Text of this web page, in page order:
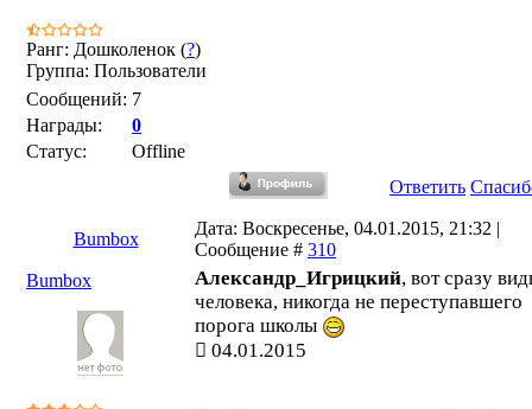
Ранг: Дошколенок (?)
Группа: Пользователи
Сообщений: 7
Награды:
0
Статус:
Offline
Ответить
Bumbox
Дата: Воскресенье, 04.01.2015, 21:32 |
Сообщение # 310
Bumbox
Александр_Игрицкий, вот сразу
человека, никогда не переступавшего
порога школы
04.01.2015